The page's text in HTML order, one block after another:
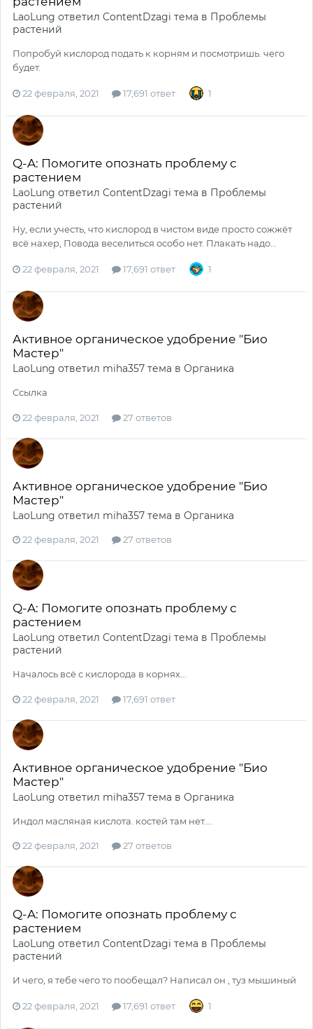
LaoLung ответил ContentDzagi тема в Проблемы
растений
Попробуй кислород подать к корням и посмотришь. чего
будет.
22 февраля, 2021 17,691 ответ 1
Q-A: Помогите опознать проблему с
растением
LaoLung ответил ContentDzagi тема в Проблемы
растений
Ну, если учесть, что кислород в чистом виде просто сожжёт
всё нахер, Повода веселиться особо нет. Плакать надо...
22 февраля, 2021 17,691 ответ 1
Активное органическое удобрение "Био
Мастер"
LaoLung ответил miha357 тема в Органика
Ссылка
22 февраля, 2021 27 ответов
Активное органическое удобрение "Био
Мастер"
LaoLung ответил miha357 тема в Органика
22 февраля, 2021 27 ответов
Q-A: Помогите опознать проблему с
растением
LaoLung ответил ContentDzagi тема в Проблемы
растений
Началось всё с кислорода в корнях...
22 февраля, 2021 17,691 ответ
Активное органическое удобрение "Био
Мастер"
LaoLung ответил miha357 тема в Органика
Индол масляная кислота. костей там нет....
22 февраля, 2021 27 ответов
Q-A: Помогите опознать проблему с
растением
LaoLung ответил ContentDzagi тема в Проблемы
растений
И чего, я тебе чего то пообещал? Написал он , туз мышиный
22 февраля, 2021 17,691 ответ 1